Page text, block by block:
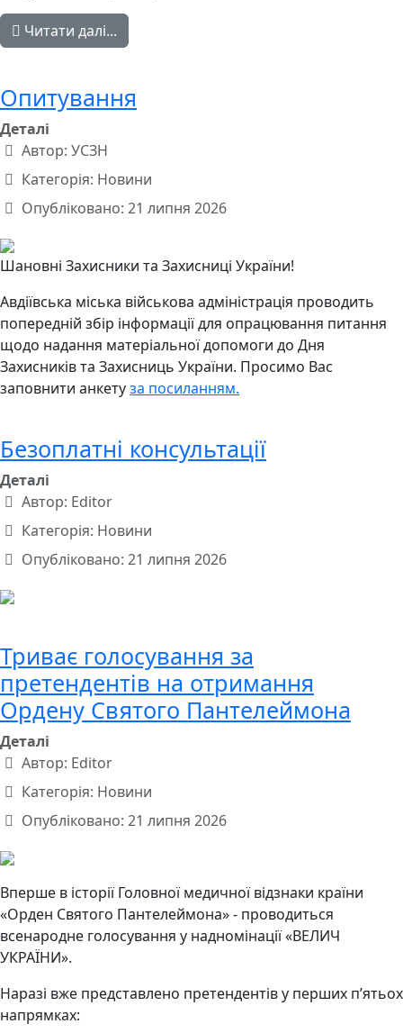
Читати далі...
Опитування
Деталі
Автор: УСЗН
Категорія: Новини
Опубліковано: 21 липня 2026
Шановні Захисники та Захисниці України!
Авдіївська міська військова адміністрація проводить
попередній збір інформації для опрацювання питання
щодо надання матеріальної допомоги до Дня
Захисників та Захисниць України. Просимо Вас
заповнити анкетуза посиланням.
Безоплатні консультації
Деталі
Автор: Editor
Категорія: Новини
Опубліковано: 21 липня 2026
Триває голосування за
претендентів на отримання
Ордену Святого Пантелеймона
Деталі
Автор: Editor
Категорія: Новини
Опубліковано: 21 липня 2026
Вперше в історії Головної медичної відзнаки країни
«Орден Святого Пантелеймона» - проводиться
всенародне голосування у надномінації «ВЕЛИЧ
УКРАЇНИ».
Наразі вже представлено претендентів у перших п’ятьох
напрямках: